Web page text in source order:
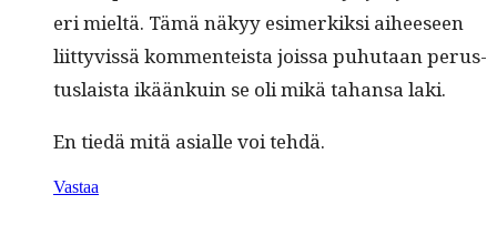
eri mieltä. Tämä näkyy esimerkik­si aiheeseen
liit­tyvis­sä kom­menteista jois­sa puhutaan perus­
tus­laista ikäänkuin se oli mikä tahansa laki.
En tiedä mitä asialle voi tehdä.
Vastaa